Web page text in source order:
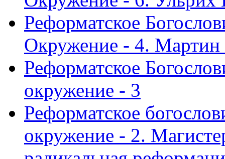
Реформатское
Окружение - 4.
Реформатское
окружение - 3
Реформатское
окружение - 2.